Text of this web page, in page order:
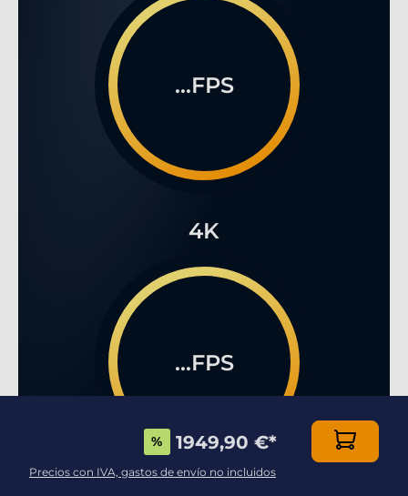
...FPS
4K
...FPS
% 1949,90 €*
Precios con IVA, gastos de envío no incluidos